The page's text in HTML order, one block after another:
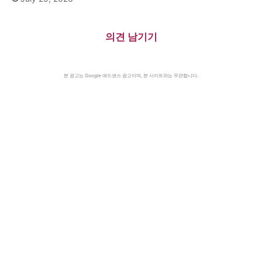
의견 남기기
본 광고는 Google 애드센스 광고이며, 본 사이트와는 무관합니다.